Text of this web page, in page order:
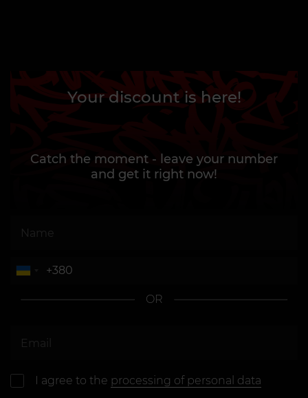
Your discount is here!
Catch the moment - leave your number
and get it right now!
OR
I agree to the processing of personal data